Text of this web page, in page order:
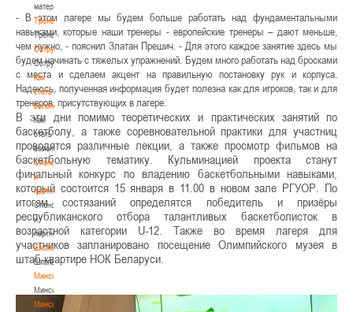
материалы
Тренерам
Тренерам
Сотрудничество
Сотрудничество
Как
стать
волонтером
Как
стать
волонтером
Спонсоры
и
партнеры
Спонсоры
и
партнеры
Школы
Школы
Минск
Минск
Минская
- В этом лагере мы будем больше работать над фундаментальными
навыками, которые наши тренеры - европейские тренеры – дают меньше,
чем нужно, - пояснил Златан Прешич. - Для этого каждое занятие здесь мы
будем начинать с тяжелых упражнений. Будем много работать над бросками
с места и сделаем акцент на правильную постановку рук и корпуса.
Надеюсь, полученная информация будет полезна как для игроков, так и для
тренеров, присутствующих в лагере.
В эти дни помимо теоретических и практических занятий по
баскетболу, а также соревновательной практики для участниц
проводятся различные лекции, а также просмотр фильмов на
баскетбольную тематику. Кульминацией проекта станут
финальный конкурс по владению баскетбольными навыками,
который состоится 15 января в 11.00 в новом зале РГУОР. По
итогам состязаний определятся победитель и призёры
республиканского отбора талантливых баскетболисток в
возрастной категории U-12. Также во время лагеря для
участников запланировано посещение Олимпийского музея в
штаб-квартире НОК Беларуси.